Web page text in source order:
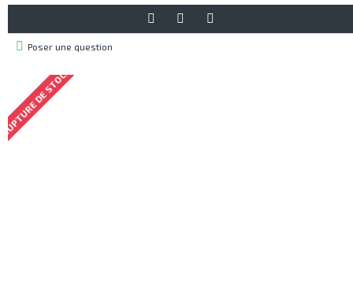
Poser une question
DE STOCK